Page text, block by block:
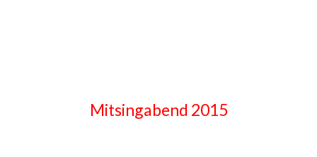
Mitsingabend 2015